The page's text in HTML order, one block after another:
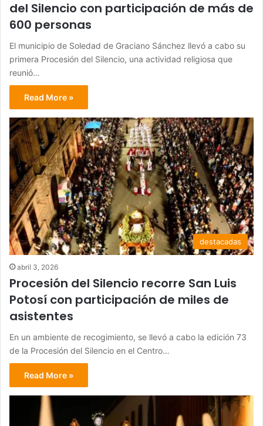
del Silencio con participación de más de
600 personas
El municipio de Soledad de Graciano Sánchez llevó a cabo su
primera Procesión del Silencio, una actividad religiosa que
reunió…
Read More »
destacadas
abril 3, 2026
Procesión del Silencio recorre San Luis
Potosí con participación de miles de
asistentes
En un ambiente de recogimiento, se llevó a cabo la edición 73
de la Procesión del Silencio en el Centro…
Read More »